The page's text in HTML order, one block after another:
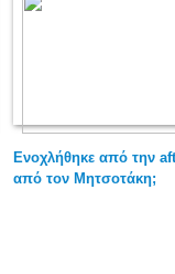
Ενοχλήθηκε από την
από τον Μητσοτάκη;